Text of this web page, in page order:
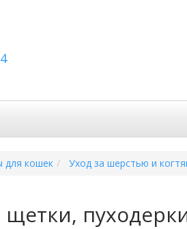
для кошек Уход за шерстью и
щетки,